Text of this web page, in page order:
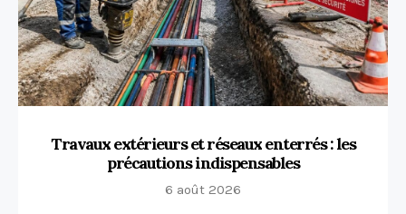
Travaux extérieurs et réseaux enterrés : les
précautions indispensables
6 août 2026